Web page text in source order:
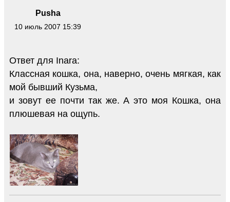
Pusha
10 июль 2007 15:39
Ответ для Inara:
Классная кошка, она, наверно, очень мягкая, как
мой бывший Кузьма,
и зовут ее почти так же. А это моя Кошка, она
плюшевая на ощупь.